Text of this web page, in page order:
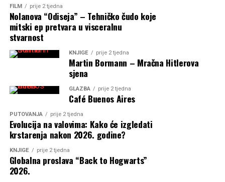
FILM prije 2 tjedna
Nolanova “Odiseja” – Tehničko čudo koje
mitski ep pretvara u visceralnu
stvarnost
KNJIGE prije 2 tjedna
Martin Bormann – Mračna Hitlerova
sjena
GLAZBA prije 2 tjedna
Café Buenos Aires
PUTOVANJA prije 2 tjedna
Evolucija na valovima: Kako će izgledati
krstarenja nakon 2026. godine?
KNJIGE prije 2 tjedna
Globalna proslava “Back to Hogwarts”
2026.